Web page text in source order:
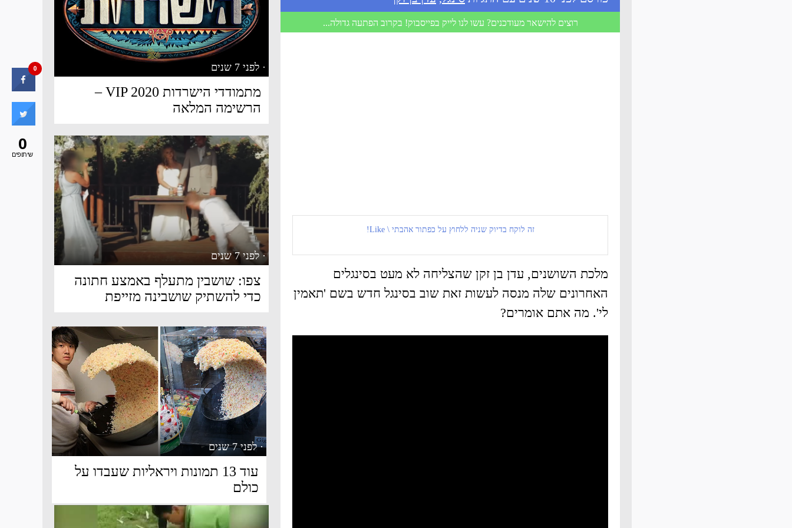
רוצים להישאר מעודכנים? עשו לנו לייק בפייסבוק! בקרוב הפתעה גדולה...
זה לוקח בדיוק שניה ללחוץ על כפתור אהבתי \ Like!
מלכת השושנים, עדן בן זקן שהצליחה לא מעט בסינגלים
האחרונים שלה מנסה לעשות זאת שוב בסינגל חדש בשם 'תאמין
לי'. מה אתם אומרים?
· לפני 7 שנים
מתמודדי הישרדות VIP 2020 –
הרשימה המלאה
· לפני 7 שנים
צפו: שושבין מתעלף באמצע חתונה
כדי להשתיק שושבינה מזייפת
· לפני 7 שנים
עוד 13 תמונות ויראליות שעבדו על
כולם
0
0
שיתופים